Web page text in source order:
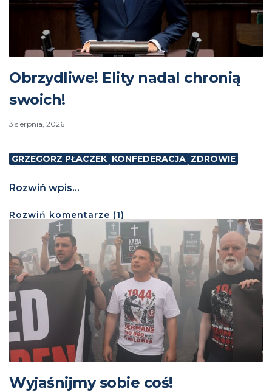
Obrzydliwe! Elity nadal chronią
swoich!
3 sierpnia, 2026
GRZEGORZ PŁACZEK KONFEDERACJA ZDROWIE
Rozwiń wpis...
Rozwiń komentarze (1)
Wyjaśnijmy sobie coś!